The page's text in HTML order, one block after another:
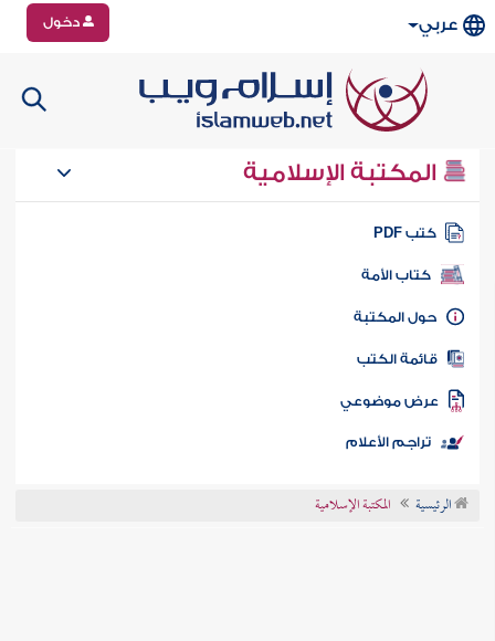
عربي دخول
المكتبة الإسلامية
كتب PDF
كتاب الأمة
المكتبة
الكتب
موضوعي
تراجم الأعلام
الرئيسية المكتبة الإسلامية